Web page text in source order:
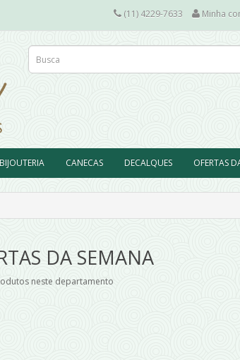
(11) 4229-7633 Minha
BIJOUTERIA CANECAS DECALQUES OFERTAS
DA SEMANA
neste departamento